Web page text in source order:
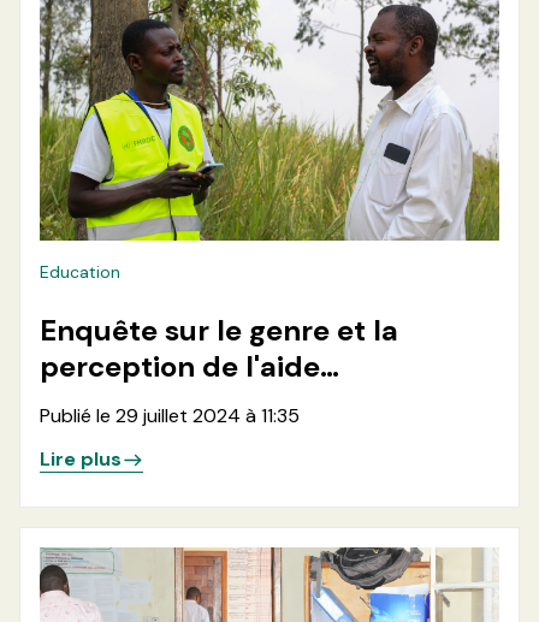
Education
Enquête sur le genre et la
perception de l'aide
Humanitaire par la communauté
dans la zone de santé de Kibirizi
en territoire de Rutshuru
Publié le 29 juillet 2024 à 11:35
Lire plus